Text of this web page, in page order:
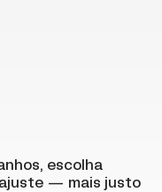
escolha
ajuste — mais justo